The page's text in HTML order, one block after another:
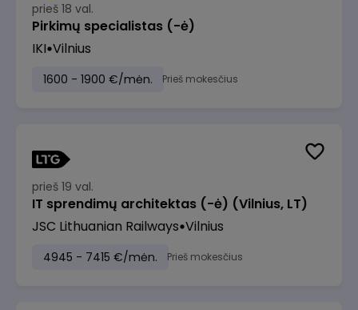
prieš 18 val.
Pirkimų specialistas (-ė)
IKI Vilnius
1600 - 1900 €/mėn. Prieš mokesčius
prieš 19 val.
IT sprendimų architektas (-ė) (Vilnius, LT)
JSC Lithuanian Railways Vilnius
4945 - 7415 €/mėn. Prieš mokesčius